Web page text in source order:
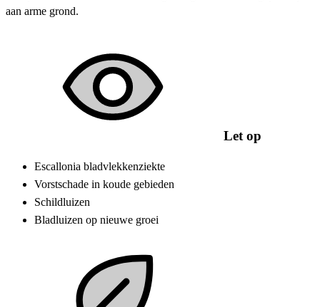
aan arme grond.
Let op
Escallonia bladvlekkenziekte
Vorstschade in koude gebieden
Schildluizen
Bladluizen op nieuwe groei